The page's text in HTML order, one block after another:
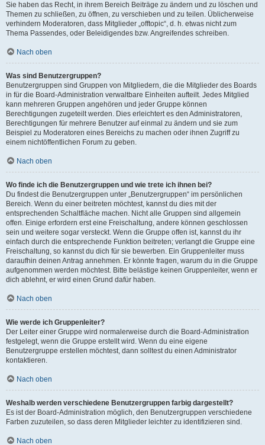
Sie haben das Recht, in ihrem Bereich Beiträge zu ändern und zu löschen und
Themen zu schließen, zu öffnen, zu verschieben und zu teilen. Üblicherweise
verhindern Moderatoren, dass Mitglieder „offtopic“, d. h. etwas nicht zum
Thema Passendes, oder Beleidigendes bzw. Angreifendes schreiben.
Nach oben
Was sind Benutzergruppen?
Benutzergruppen sind Gruppen von Mitgliedern, die die Mitglieder des Boards
in für die Board-Administration verwaltbare Einheiten aufteilt. Jedes Mitglied
kann mehreren Gruppen angehören und jeder Gruppe können
Berechtigungen zugeteilt werden. Dies erleichtert es den Administratoren,
Berechtigungen für mehrere Benutzer auf einmal zu ändern und sie zum
Beispiel zu Moderatoren eines Bereichs zu machen oder ihnen Zugriff zu
einem nichtöffentlichen Forum zu geben.
Nach oben
Wo finde ich die Benutzergruppen und wie trete ich ihnen bei?
Du findest die Benutzergruppen unter „Benutzergruppen“ im persönlichen
Bereich. Wenn du einer beitreten möchtest, kannst du dies mit der
entsprechenden Schaltfläche machen. Nicht alle Gruppen sind allgemein
offen. Einige erfordern erst eine Freischaltung, andere können geschlossen
sein und weitere sogar versteckt. Wenn die Gruppe offen ist, kannst du ihr
einfach durch die entsprechende Funktion beitreten; verlangt die Gruppe eine
Freischaltung, so kannst du dich für sie bewerben. Ein Gruppenleiter muss
daraufhin deinen Antrag annehmen. Er könnte fragen, warum du in die Gruppe
aufgenommen werden möchtest. Bitte belästige keinen Gruppenleiter, wenn er
dich ablehnt, er wird einen Grund dafür haben.
Nach oben
Wie werde ich Gruppenleiter?
Der Leiter einer Gruppe wird normalerweise durch die Board-Administration
festgelegt, wenn die Gruppe erstellt wird. Wenn du eine eigene
Benutzergruppe erstellen möchtest, dann solltest du einen Administrator
kontaktieren.
Nach oben
Weshalb werden verschiedene Benutzergruppen farbig dargestellt?
Es ist der Board-Administration möglich, den Benutzergruppen verschiedene
Farben zuzuteilen, so dass deren Mitglieder leichter zu identifizieren sind.
Nach oben